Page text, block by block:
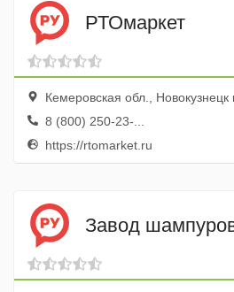
РТОмаркет
Кемеровская обл., Новокузнецк
8 (800) 250-23-...
https://rtomarket.ru
Завод